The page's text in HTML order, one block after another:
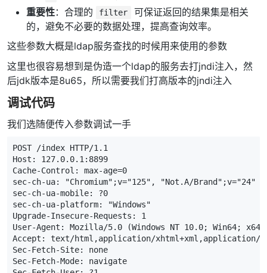
重要性：合理的 filter
可保证返回的结果集是相关
的，避免不必要的数据处理，提高查询效率。
这些参数大概是ldap服务查找的时候用来使用的参数
这里也很容易想到是伪造一个ldap的服务去打jndi注入，然
后jdk版本是8u65，所以需要我们打高版本的jndi注入
调试代码
我们选随便传入参数调试一手
POST /index HTTP/1.1
Host:
127.0.0.1 : 8899
Cache-Control : max-age=0
sec-ch-ua: "Chromium" ;v="125" , "Not.A/Brand" ;v="24"
sec-ch-ua-mobile: ?0
sec-ch-ua-platform:
"Windows"
Upgrade-Insecure-Requests :
1
User-Agent : Mozilla/5.0 (Windows NT 10.0; Win64; x64
Accept:
text/html ,application/xhtml+xml ,application/
Sec-Fetch-Site:
none
Sec-Fetch-Mode:
navigate